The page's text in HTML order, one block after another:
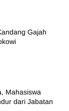
Gajah
Mahasiswa
dari Jabatan